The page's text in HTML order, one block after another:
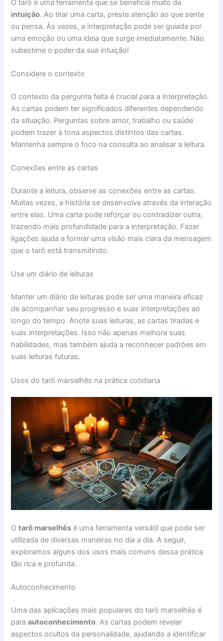
O tarô é uma ferramenta que se beneficia muito da
intuição. Ao tirar uma carta, preste atenção ao que sente
ou pensa. Às vezes, a interpretação pode ser guiada por
uma emoção ou uma ideia que surge imediatamente. Não
subestime o poder da sua intuição!
Considere o contexto
O contexto da pergunta feita é crucial para a interpretação.
As cartas podem ter significados diferentes dependendo
da situação. Perguntas sobre amor, trabalho ou saúde
podem trazer à tona aspectos distintos das cartas.
Mantenha sempre o foco na consulta ao analisar a leitura.
Conexões entre as cartas
Durante a leitura, observe as conexões entre as cartas.
Muitas vezes, a história se desenvolve através da interação
entre elas. Uma carta pode reforçar ou contradizer outra,
trazendo mais profundidade para a interpretação. Fazer
ligações ajuda a formar uma visão mais clara da mensagem
que o tarô está transmitindo.
Use um diário de leituras
Manter um diário de leituras pode ser uma maneira eficaz
de acompanhar seu progresso e suas interpretações ao
longo do tempo. Anote suas leituras, as cartas tiradas e
suas interpretações. Isso não apenas melhora suas
habilidades, mas também ajuda a reconhecer padrões em
suas leituras futuras.
Usos do tarô marselhês na prática cotidiana
Otarô marselhês é uma ferramenta versátil que pode ser
utilizada de diversas maneiras no dia a dia. A seguir,
exploramos alguns dos usos mais comuns dessa prática
tão rica e profunda.
Autoconhecimento
Uma das aplicações mais populares do tarô marselhês é
paraautoconhecimento. As cartas podem revelar
aspectos ocultos da personalidade, ajudando a identificar